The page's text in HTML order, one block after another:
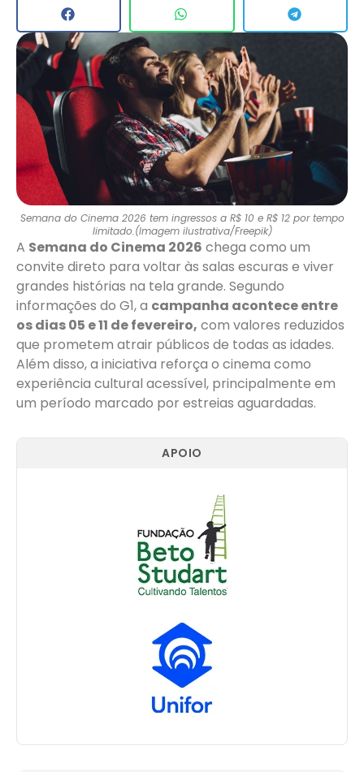
Semana do Cinema 2026 tem ingressos a R$ 10 e R$ 12 por tempo
limitado.(Imagem ilustrativa/Freepik)
A Semana do Cinema 2026 chega como um
convite direto para voltar às salas escuras e viver
grandes histórias na tela grande. Segundo
informações do G1, a campanha acontece entre
os dias 05 e 11 de fevereiro, com valores reduzidos
que prometem atrair públicos de todas as idades.
Além disso, a iniciativa reforça o cinema como
experiência cultural acessível, principalmente em
um período marcado por estreias aguardadas.
APOIO